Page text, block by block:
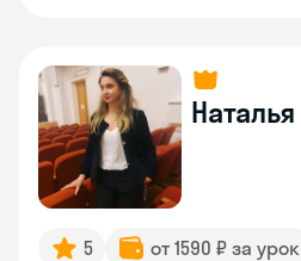
Наталья
5
от 1590 ₽ за урок